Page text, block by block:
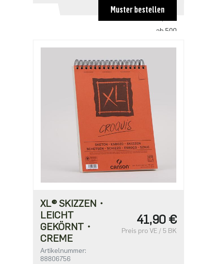
ab 100
ab 500
Muster bestellen
XL® SKIZZEN・
LEICHT
GEKÖRNT・
CREME
Artikelnummer:
88806756
41,90 €
Preis pro VE / 5 BK